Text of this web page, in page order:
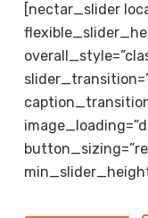
[nectar_slider